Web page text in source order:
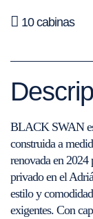
10 cabinas
BLACK SWAN
construida a
renovada en 2024
privado en el
estilo y
exigentes. Con